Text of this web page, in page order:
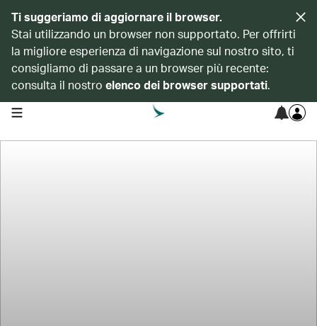
Ti suggeriamo di aggiornare il browser.
Stai utilizzando un browser non supportato. Per offrirti
la migliore esperienza di navigazione sul nostro sito, ti
consigliamo di passare a un browser più recente:
consulta il nostro elenco dei browser supportati.
open navigation menu